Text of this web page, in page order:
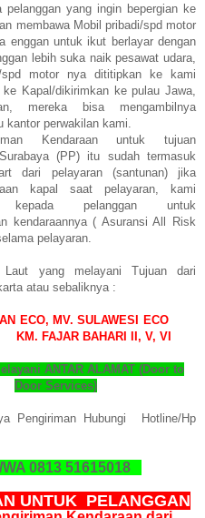
pelanggan yang ingin bepergian ke
membawa Mobil pribadi/spd motor
enggan untuk ikut berlayar dengan
lebih suka naik pesawat udara,
spd motor nya dititipkan ke kami
Kapal/dikirimkan ke pulau Jawa,
mereka bisa mengambilnya
kantor perwakilan kami.
Kendaraan untuk tujuan
(PP) itu sudah termasuk
dari pelayaran (santunan) jika
kapal saat pelayaran, kami
kepada pelanggan untuk
kendaraannya ( Asuransi All Risk
pelayaran.
Laut yang melayani Tujuan dari
atau sebaliknya :
ECO, MV. SULAWESI ECO
BAHARI II, V, VI
ANTAR ALAMAT (Door to
Door Services)
Pengiriman Hubungi Hotline/Hp
0813 51615018
UNTUK PELANGGAN